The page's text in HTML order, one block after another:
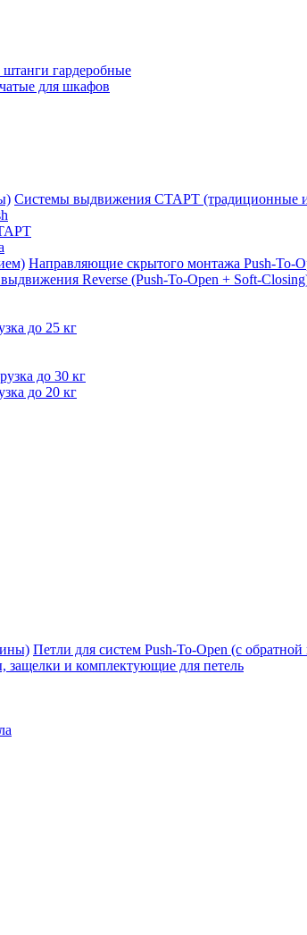
гардеробные
для шкафов
Системы выдвижения СТАРТ (традиционные
Направляющие скрытого монтажа Push-To-
Reverse (Push-To-Open + Soft-
до 25 кг
до 30 кг
до 20 кг
Петли для систем Push-To-Open (с
защелки и комплектующие для петель